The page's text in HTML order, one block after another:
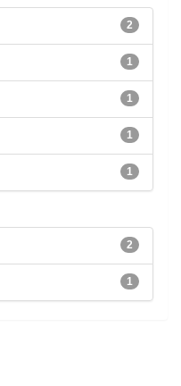
2
1
1
1
1
2
1